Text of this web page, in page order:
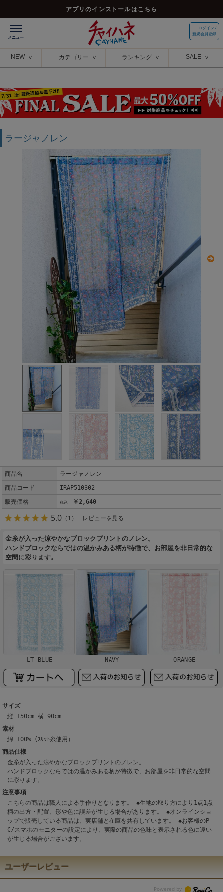
アプリのインストールはこちら
ログイン /
新規会員登録
NEW カテゴリー ランキング SALE
ラージャノレン
商品名
ラージャノレン
商品コード
IRAP510302
販売価格
￥2,640
5.0 （1） レビューを見る
金糸が入った涼やかなブロックプリントのノレン。
ハンドブロックならではの温かみある柄が特徴で、お部屋を非日常的な
空間に彩ります。
LT BLUE NAVY ORANGE
サイズ
縦 150cm 横 90cm
素材
綿 100% (ｽﾘｯﾄ糸使用）
商品仕様
金糸が入った涼やかなブロックプリントのノレン。
ハンドブロックならではの温かみある柄が特徴で、お部屋を非日常的な空間
に彩ります。
注意事項
こちらの商品は職人による手作りとなります。 ◆生地の取り方により1点1点
柄の出方・配置、形や色に誤差が生じる場合があります。 ◆オンラインショ
ップで販売している商品は、実店舗と在庫を共有しています。 ◆お客様のP
C/スマホのモニターの設定により、実際の商品の色味と表示される色に違い
が生じる場合がございます。
ユーザーレビュー